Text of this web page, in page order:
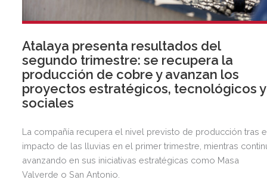
Atalaya presenta resultados del
segundo trimestre: se recupera la
producción de cobre y avanzan los
proyectos estratégicos, tecnológicos y
sociales
La compañía recupera el nivel previsto de producción tras
impacto de las lluvias en el primer trimestre, mientras
avanzando en sus iniciativas estratégicas como Masa
Valverde o San Antonio.